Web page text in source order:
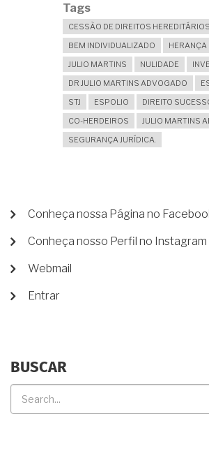
Tags
CESSÃO DE DIREITOS HEREDITÁRIOS
BEM INDIVIDUALIZADO
HERANÇA
JULIO MARTINS
NULIDADE
DR JULIO MARTINS ADVOGADO
STJ
ESPOLIO
DIREITO
CO-HERDEIROS
JULIO MARTINS
SEGURANÇA JURÍDICA.
MENU
CONTA
DE
Conheça nossa Página no
Conheça nosso Perfil no Instagram
Webmail
Entrar
BUSCAR